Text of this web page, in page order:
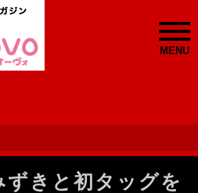
MENU
ずきと初タッグを